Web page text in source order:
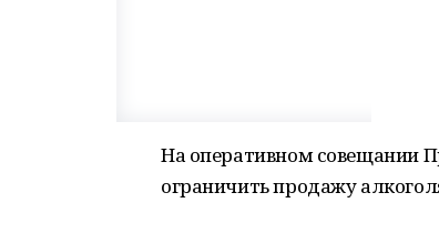
На оперативном совещании
ограничить продажу